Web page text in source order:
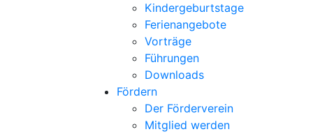
Kindergeburtstage
Ferienangebote
Vorträge
Führungen
Downloads
Fördern
Der Förderverein
Mitglied werden